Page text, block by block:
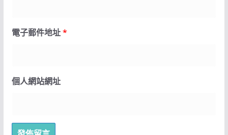
電子郵件地址*
個人網站網址